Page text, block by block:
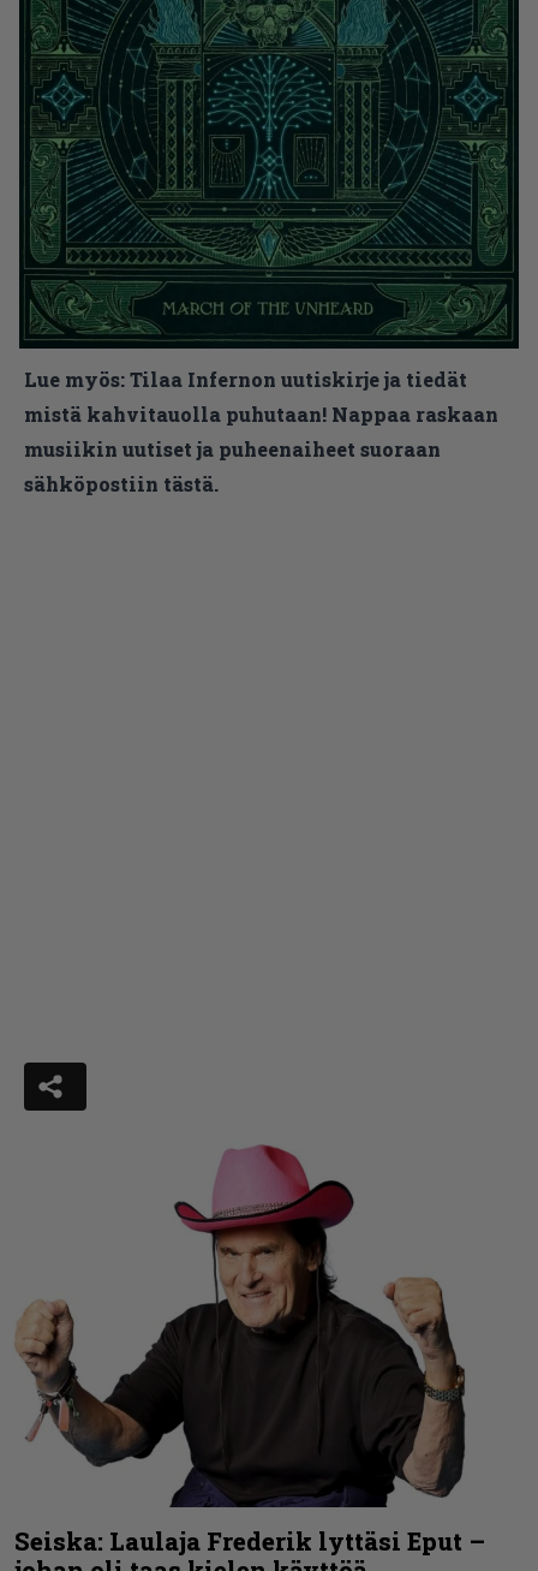
Lue myös:Tilaa Infernon uutiskirje ja tiedät
mistä kahvitauolla puhutaan! Nappaa raskaan
musiikin uutiset ja puheenaiheet suoraan
sähköpostiin tästä.
Seiska: Laulaja Frederik lyttäsi Eput –